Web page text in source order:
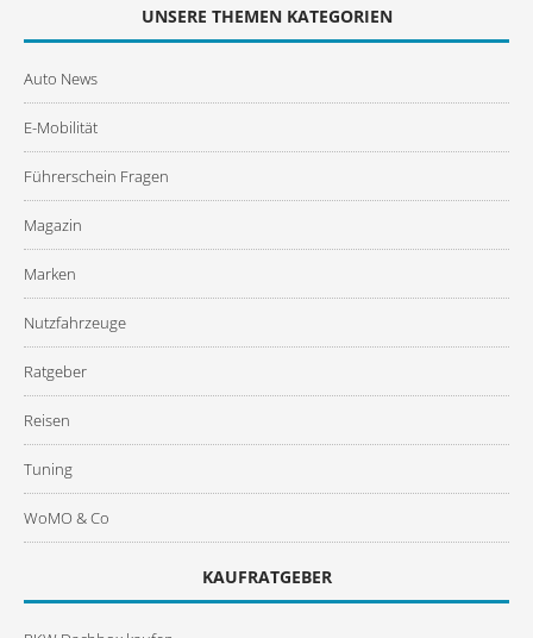
UNSERE THEMEN KATEGORIEN
Auto News
E-Mobilität
Führerschein Fragen
Magazin
Marken
Nutzfahrzeuge
Ratgeber
Reisen
Tuning
WoMO & Co
KAUFRATGEBER